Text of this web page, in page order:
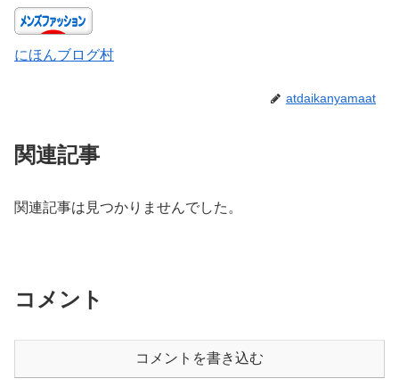
にほんブログ村
atdaikanyamaat
関連記事
関連記事は見つかりませんでした。
コメント
コメントを書き込む